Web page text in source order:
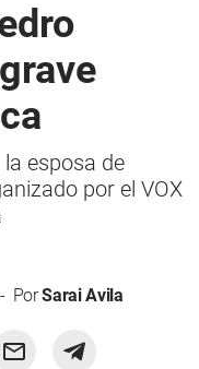
la esposa de
por el VOX
PorSarai Avila